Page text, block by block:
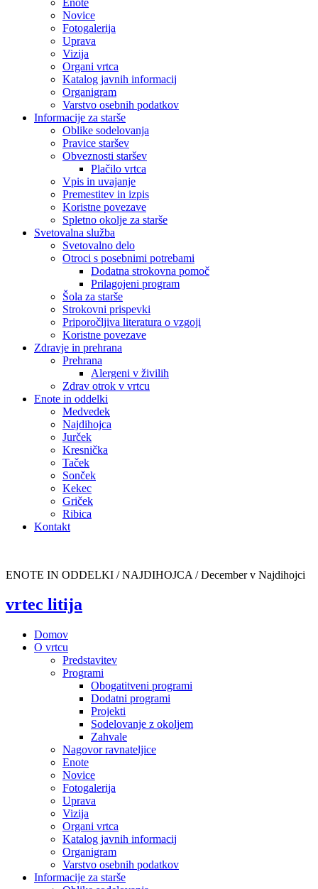
Novice
Fotogalerija
Uprava
Vizija
Organi vrtca
Katalog javnih informacij
Organigram
Varstvo osebnih podatkov
Informacije za starše
Oblike sodelovanja
Pravice staršev
Obveznosti staršev
Plačilo vrtca
Vpis in uvajanje
Premestitev in izpis
Koristne povezave
Spletno okolje za starše
Svetovalna služba
Svetovalno delo
Otroci s posebnimi potrebami
Dodatna strokovna pomoč
Prilagojeni program
Šola za starše
Strokovni prispevki
Priporočljiva literatura o vzgoji
Koristne povezave
Zdravje in prehrana
Prehrana
Alergeni v živilih
Zdrav otrok v vrtcu
Enote in oddelki
Medvedek
Najdihojca
Jurček
Kresnička
Taček
Sonček
Kekec
Griček
Ribica
Kontakt
ENOTE IN ODDELKI / NAJDIHOJCA /December v Najdihojci
vrtec litija
Domov
O vrtcu
Predstavitev
Programi
Obogatitveni programi
Dodatni programi
Projekti
Sodelovanje z okoljem
Zahvale
Nagovor ravnateljice
Enote
Novice
Fotogalerija
Uprava
Vizija
Organi vrtca
Katalog javnih informacij
Organigram
Varstvo osebnih podatkov
Informacije za starše